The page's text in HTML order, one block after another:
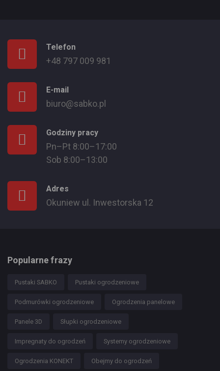
Telefon
+48 797 009 981
E-mail
biuro@sabko.pl
Godziny pracy
Pn–Pt 8:00–17:00
Sob 8:00–13:00
Adres
Okuniew ul. Inwestorska 12
Popularne frazy
Pustaki SABKO Pustaki ogrodzeniowe
Podmurówki ogrodzeniowe Ogrodzenia panelowe
Panele 3D Słupki ogrodzeniowe
Impregnaty do ogrodzeń Systemy ogrodzeniowe
Ogrodzenia KONEKT Obejmy do ogrodzeń